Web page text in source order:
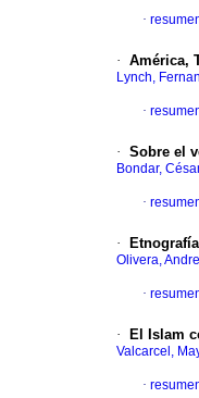
·
· América,
Lynch,
·
· Sobre el
Bondar,
·
·
Olivera,
·
· El Islam
Valcarcel,
·